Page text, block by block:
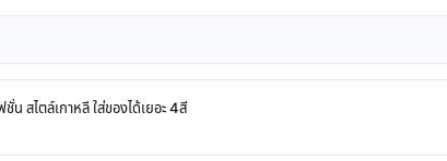
น สไตล์เกาหลี ใส่ของได้เยอะ 4สี